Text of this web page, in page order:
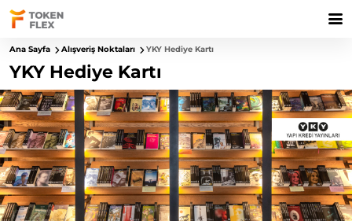
Ana Sayfa Alışveriş Noktaları YKY Hediye Kartı
YKY Hediye Kartı